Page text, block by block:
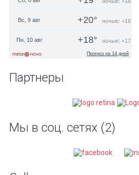
Партнеры
Мы в соц. сетях (2)